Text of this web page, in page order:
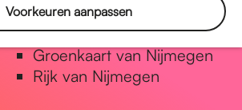
Voorkeuren aanpassen
Natuur in Nijmegen
Groenkaart van Nijmegen
Rijk van Nijmegen